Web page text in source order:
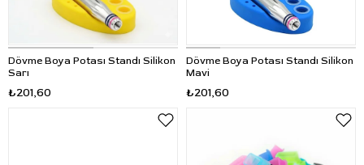
Dövme Boya Potası Standı Silikon
Sarı
₺201,60
Dövme Boya Potası Standı Silikon
Mavi
₺201,60